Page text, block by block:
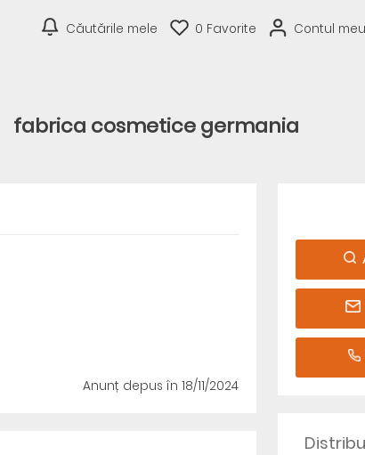
Căutările mele 0 Favorite Contul meu
fabrica cosmetice germania
Anunț depus în 18/11/2024